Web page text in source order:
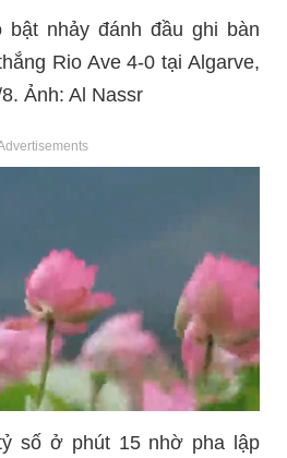
số ở phút 15 nhờ pha lập